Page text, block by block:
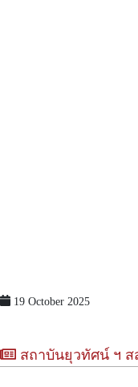
19 October 2025
สถาบันยุวทัศน์ ฯ